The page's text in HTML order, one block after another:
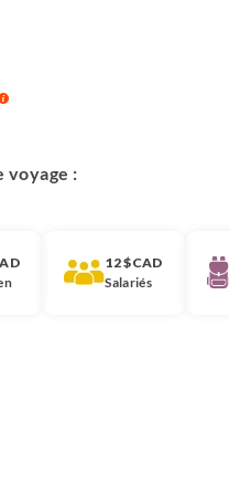
voyage :
12 $CAD
Salariés
que chaque